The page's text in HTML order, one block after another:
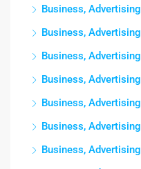
Business, Advertising
Business, Advertising
Business, Advertising
Business, Advertising
Business, Advertising
Business, Advertising
Business, Advertising